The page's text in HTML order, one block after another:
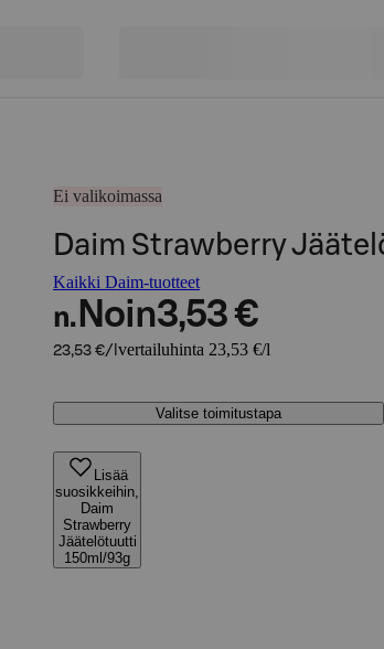
Ei valikoimassa
Daim Strawberry
Kaikki Daim-tuotteet
n. Noin3,53 €
23,53 €/l vertailuhinta 23,53 €/l
Valitse toimitustapa
Lisää
suosikkeihin,
Daim
Strawberry
Jäätelötuutti
150ml/93g